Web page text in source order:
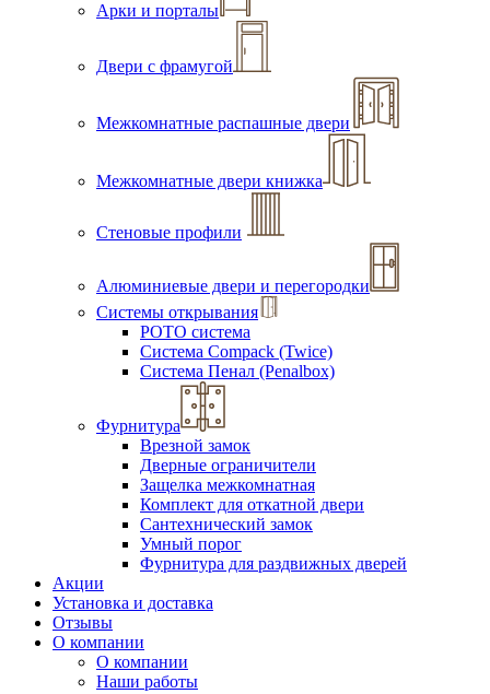
Арки и порталы
Двери с фрамугой
Межкомнатные распашные двери
Межкомнатные двери книжка
Стеновые профили
Алюминиевые двери и перегородки
Системы открывания
РОТО система
Система Compack (Twice)
Система Пенал (Penalbox)
Фурнитура
Врезной замок
Дверные ограничители
Защелка межкомнатная
Комплект для откатной двери
Сантехнический замок
Умный порог
Фурнитура для раздвижных дверей
Акции
Установка и доставка
Отзывы
О компании
О компании
Наши работы